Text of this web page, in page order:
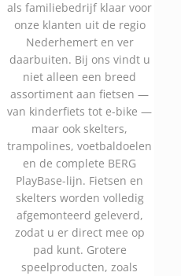
als familiebedrijf klaar voor
onze klanten uit de regio
Nederhemert en ver
daarbuiten. Bij ons vindt u
niet alleen een breed
assortiment aan fietsen —
van kinderfiets tot e-bike —
maar ook skelters,
trampolines, voetbaldoelen
en de complete BERG
PlayBase-lijn. Fietsen en
skelters worden volledig
afgemonteerd geleverd,
zodat u er direct mee op
pad kunt. Grotere
speelproducten, zoals